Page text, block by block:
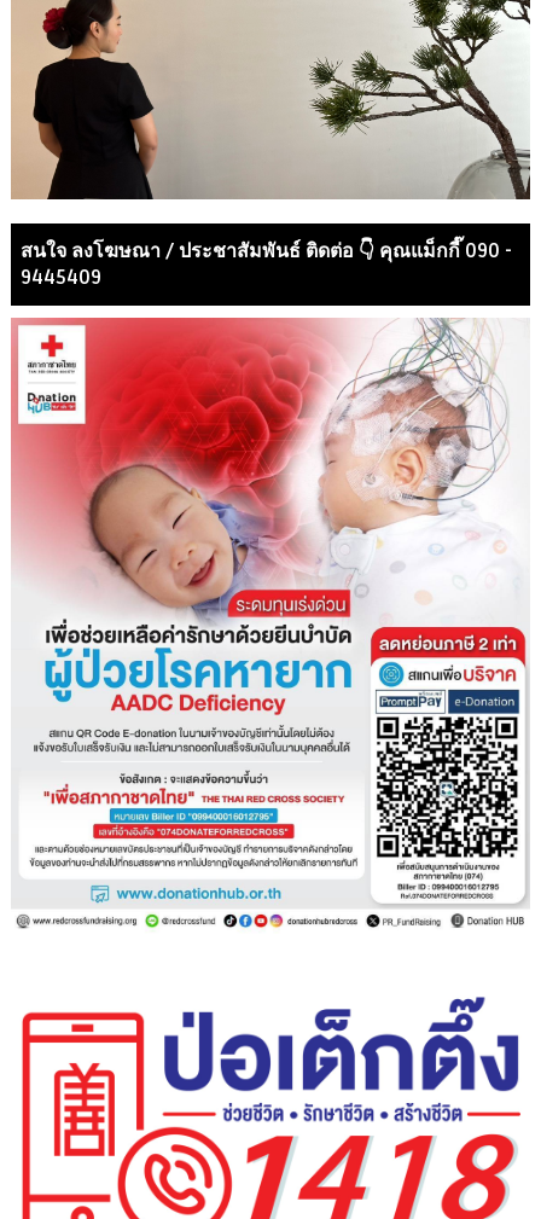
สนใจ ลงโฆษณา / ประชาสัมพันธ์ ติดต่อ 👇 คุณแม็กกี๊ 090 -
9445409